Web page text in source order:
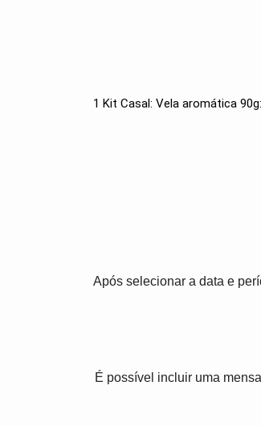
1 Kit Casal: Vela aromática
Após selecionar a data e
É possível incluir uma